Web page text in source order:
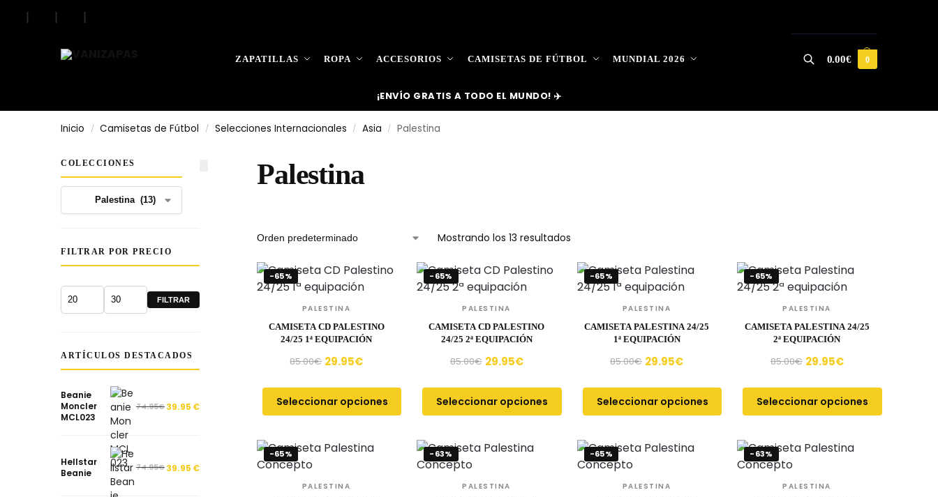
| | |
ZAPATILLAS ROPA ACCESORIOS CAMISETAS DE FÚTBOL MUNDIAL 2026
Search
0.00€ 0
¡ENVÍO GRATIS A TODO EL MUNDO! ✈️
Inicio / Camisetas de Fútbol / Selecciones Internacionales / Asia / Palestina
Palestina
Mostrando los 13 resultados
-65%
PALESTINA
CAMISETA CD PALESTINO
24/25 1ª EQUIPACIÓN
85.00€ 29.95€
Seleccionar opciones
-65%
PALESTINA
CAMISETA CD PALESTINO
24/25 2ª EQUIPACIÓN
85.00€ 29.95€
Seleccionar opciones
-65%
PALESTINA
CAMISETA PALESTINA 24/25
1ª EQUIPACIÓN
85.00€ 29.95€
Seleccionar opciones
-65%
PALESTINA
CAMISETA PALESTINA 24/25
2ª EQUIPACIÓN
85.00€ 29.95€
Seleccionar opciones
-65%
PALESTINA
-63%
PALESTINA
-65%
PALESTINA
-63%
PALESTINA
COLECCIONES
FILTRAR POR PRECIO
FILTRAR
ARTÍCULOS DESTACADOS
Beanie
Moncler
MCL023
74.95€39.95 €
Hellstar
Beanie
74.95€39.95 €